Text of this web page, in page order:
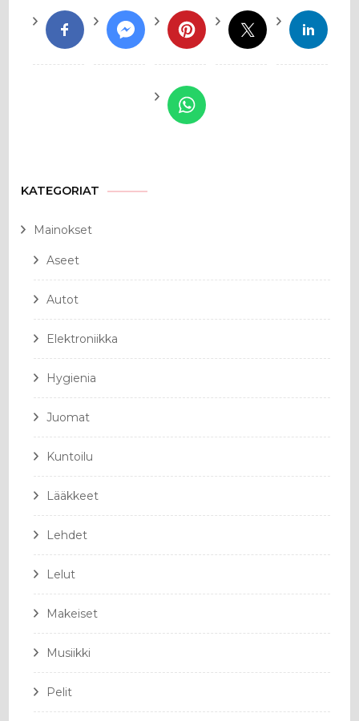
KATEGORIAT
Mainokset
Aseet
Autot
Elektroniikka
Hygienia
Juomat
Kuntoilu
Lääkkeet
Lehdet
Lelut
Makeiset
Musiikki
Pelit